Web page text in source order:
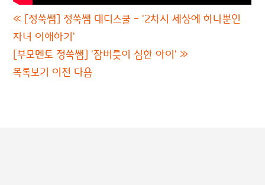
« [정쑥쌤] 정쑥쌤 대디스쿨 - '2차시 세상에 하나뿐인
자녀 이해하기'
[부모멘토 정쑥쌤] '잠버릇이 심한 아이' »
목록보기 이전 다음